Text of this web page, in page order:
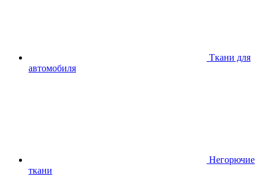
Ткани для
автомобиля
Негорючие
ткани